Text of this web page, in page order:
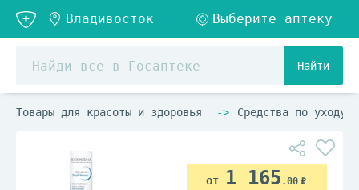
Найти
Товары для красоты и здоровья Средства по уходу
1 165 .00